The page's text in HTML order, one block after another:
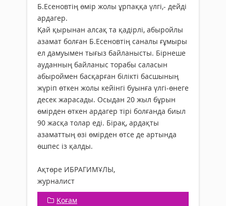
Б.Есеновтің өмір жолы ұрпаққа үлгі,- дейді
ардагер.
Қай қырынан алсақ та қадірлі, абыройлы
азамат болған Б.Есеновтің саналы ғұмыры
ел дамуымен тығыз байланыс­ты. Бірнеше
ауданның байланыс торабы саласын
абыроймен басқарған білікті басшының
жүріп өткен жолы кейінгі буынға үлгі-өнеге
десек жарасады. Осыдан 20 жыл бұрын
өмірден өткен ардагер тірі болғанда биыл
90 жасқа толар еді. Бірақ, ардақты
азаматтың өзі өмірден өтсе де артында
өшпес із қалды.
Ақтөре ИБРАГИМҰЛЫ,
журналист
Қоғам